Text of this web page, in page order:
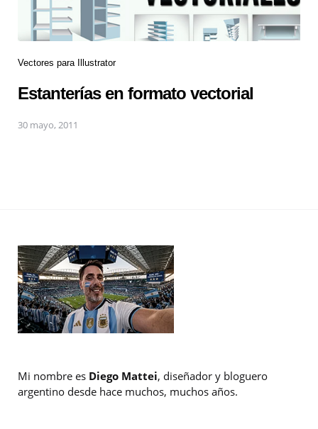
Vectores para Illustrator
Estanterías en formato vectorial
30 mayo, 2011
Mi nombre es Diego Mattei, diseñador y bloguero
argentino desde hace muchos, muchos años.